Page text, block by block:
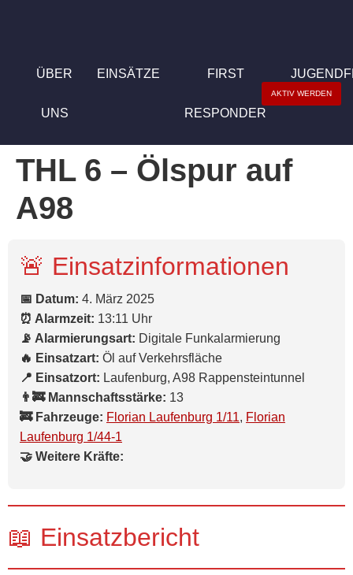
ÜBER
UNS
EINSÄTZE FIRST
RESPONDER
AKTIV WERDEN
THL 6 – Ölspur auf
A98
🚨 Einsatzinformationen
📅 Datum: 4. März 2025
⏰ Alarmzeit: 13:11 Uhr
📡 Alarmierungsart: Digitale Funkalarmierung
🔥 Einsatzart: Öl auf Verkehrsfläche
📍 Einsatzort: Laufenburg, A98 Rappensteintunnel
👨‍🚒 Mannschaftsstärke: 13
🚒 Fahrzeuge: Florian Laufenburg 1/11, Florian
Laufenburg 1/44-1
🤝 Weitere Kräfte:
📖 Einsatzbericht